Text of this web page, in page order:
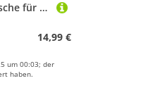
ELAYARD Rollschuhtasche für Erwachsene Roller Skates Tasche mit Reißverschluss Skates Aufbewahrungsbeutel Praktischer Inliner Holder für Outdoor Sport und Reisen Schwarz
14,99 €
um 00:03; der
haben.